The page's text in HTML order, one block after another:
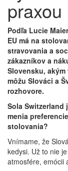
praxou
Podľa Lucie
EU má na
stravovania a
zákazníkov a
Slovensku,
môžu Slováci a
rozhovore.
Sola Switzerland
menia
stolovania?
Vnímame, že
kedysi. Už to nie
atmosfére, emócii